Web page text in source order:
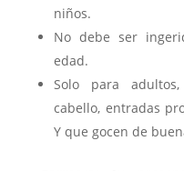
niños.
No debe ser
edad.
Solo para
cabello, entradas
Y que gocen de